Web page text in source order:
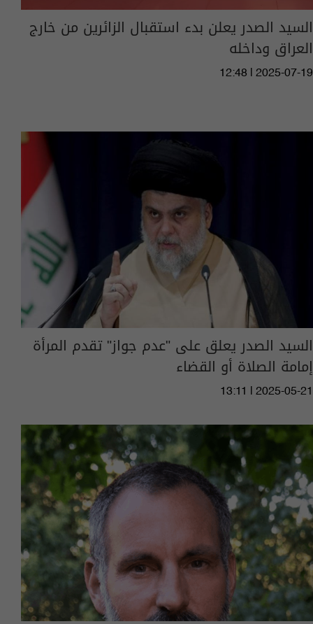
السيد الصدر يعلن بدء استقبال الزائرين من خارج
العراق وداخله
12:48 | 2025-07-19
السيد الصدر يعلق على "عدم جواز" تقدم المرأة
إمامة الصلاة أو القضاء
13:11 | 2025-05-21